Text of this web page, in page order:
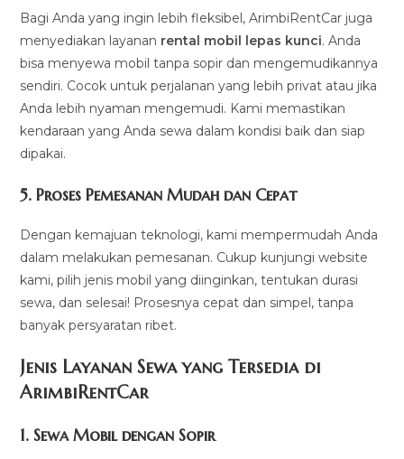
Bagi Anda yang ingin lebih fleksibel, ArimbiRentCar juga
menyediakan layanan rental mobil lepas kunci. Anda
bisa menyewa mobil tanpa sopir dan mengemudikannya
sendiri. Cocok untuk perjalanan yang lebih privat atau jika
Anda lebih nyaman mengemudi. Kami memastikan
kendaraan yang Anda sewa dalam kondisi baik dan siap
dipakai.
5.Proses Pemesanan Mudah dan Cepat
Dengan kemajuan teknologi, kami mempermudah Anda
dalam melakukan pemesanan. Cukup kunjungi website
kami, pilih jenis mobil yang diinginkan, tentukan durasi
sewa, dan selesai! Prosesnya cepat dan simpel, tanpa
banyak persyaratan ribet.
Jenis Layanan Sewa yang Tersedia di
ArimbiRentCar
1.Sewa Mobil dengan Sopir